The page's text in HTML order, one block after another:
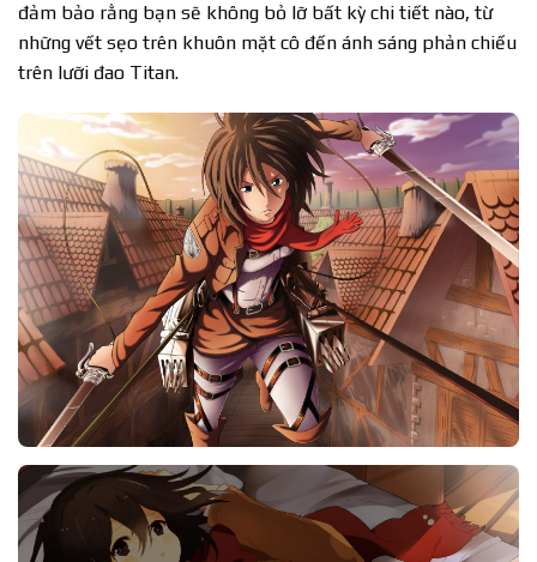
đảm bảo rằng bạn sẽ không bỏ lỡ bất kỳ chi tiết nào, từ
những vết sẹo trên khuôn mặt cô đến ánh sáng phản chiếu
trên lưỡi đao Titan.